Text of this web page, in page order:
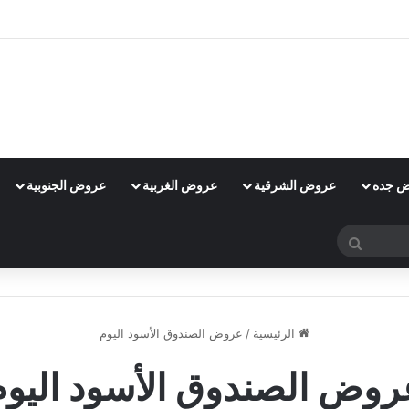
جده عروض الشرقية عروض الغربية عروض الجنوبية
بحث
الرئيسية / عروض الصندوق الأسود اليوم
الصندوق الأسود